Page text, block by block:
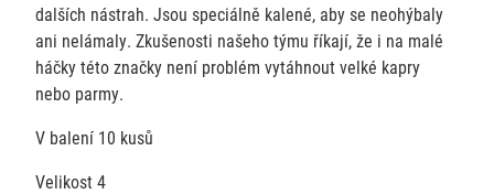
dalších nástrah. Jsou speciálně kalené, aby se neohýbaly
ani nelámaly. Zkušenosti našeho týmu říkají, že i na malé
háčky této značky není problém vytáhnout velké kapry
nebo parmy.
V balení 10 kusů
Velikost 4